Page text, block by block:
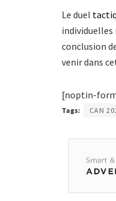
Le duel
conclusion
venir dans
[noptin-
Tags: CAN